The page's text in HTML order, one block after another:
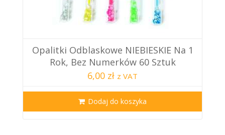
Opalitki Odblaskowe NIEBIESKIE Na 1
Rok, Bez Numerków 60 Sztuk
6,00 zł z VAT
Dodaj do koszyka